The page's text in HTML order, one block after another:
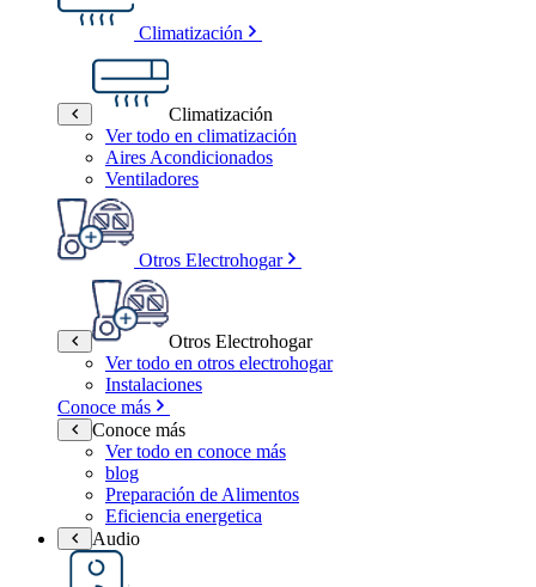
Climatización
Climatización
Ver todo en climatización
Aires Acondicionados
Ventiladores
Otros Electrohogar
Otros Electrohogar
Ver todo en otros electrohogar
Instalaciones
Conoce más
Conoce más
Ver todo en conoce más
blog
Preparación de Alimentos
Eficiencia energetica
Audio